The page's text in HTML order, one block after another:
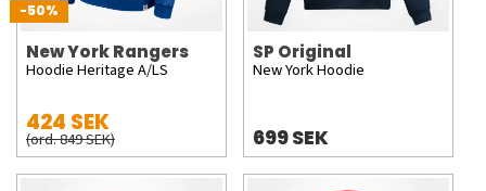
-50%
New York Rangers
Hoodie Heritage A/LS
424 SEK
(ord. 849 SEK)
SP Original
New York Hoodie
699 SEK